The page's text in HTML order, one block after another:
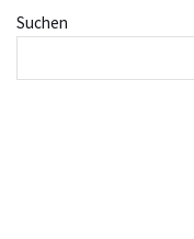
Suchen